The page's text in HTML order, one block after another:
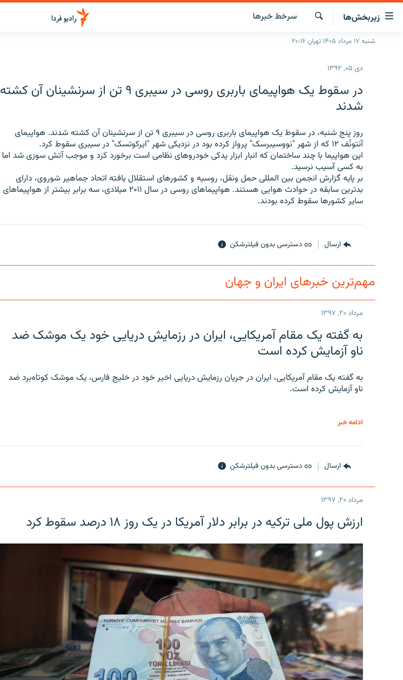
لینک‌های
قابلیت
دسترسی
زیربخش‌ها
صفحه اصلی
برنامه‌های رادیویی
فرکانس‌ها
چندرسانه‌ای
گزارش‌های تصویری
گزارش‌های ویدئویی
جستجو
سرخط‌ خبرها
شنبه ۱۷ مرداد ۱۴۰۵ تهران ۲۰:۱۶
دی ۰۵, ۱۳۹۲
در سقوط یک هواپیمای باربری روسی در سیبری ۹ تن از سرنشینان آن کشته
شدند
روز پنج شنبه، در سقوط یک هواپیمای باربری روسی در سیبری ۹ تن از سرنشینان آن کشته شدند. هواپیمای
آنتونُف ۱۲ که از شهر "نووسیبرسک" پرواز کرده بود در نزدیکی شهر "ایرکوتسک" در سیبری سقوط کرد.
این هواپیما با چند ساختمان که انبار ابزار یدکی خودروهای نظامی است برخورد کرد و موجب آتش سوزی شد اما
به کسی آسیب نرسید.
بر پایه گزارش انجمن بین المللی حمل ونقل، روسیه و کشورهای استقلال یافته اتحاد جماهیر شوروی، ‌دارای
بدترین سابقه در حوادث هوایی هستند. هواپیماهای روسی در سال ۲۰۱۱ میلادی، سه برابر بیشتر از هواپیماهای
سایر کشورها سقوط کرده بودند.
ارسال دسترسی بدون فیلترشکن
مهم‌ترین خبرهای ایران و جهان
مرداد ۲۰, ۱۳۹۷
به گفته یک مقام آمریکایی، ایران در رزمایش دریایی خود یک موشک ضد
ناو آزمایش کرده است
به گفته یک مقام آمریکایی، ایران در جریان رزمایش دریایی اخیر خود در خلیج فارس، یک موشک کوتاه‌برد ضد
ناو آزمایش کرده است.
ادامه خبر
ارسال دسترسی بدون فیلترشکن
مرداد ۲۰, ۱۳۹۷
ارزش پول ملی ترکیه در برابر دلار آمریکا در یک روز ۱۸ درصد سقوط کرد